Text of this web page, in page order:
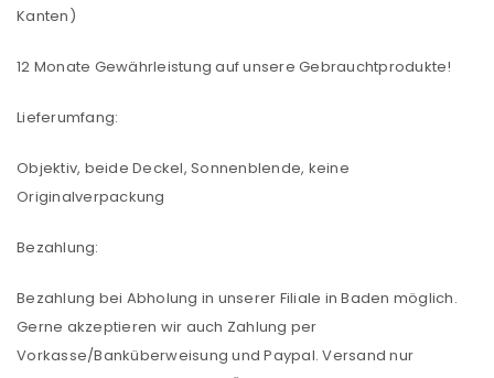
Kanten)
12 Monate Gewährleistung auf unsere Gebrauchtprodukte!
Lieferumfang:
Objektiv, beide Deckel, Sonnenblende, keine
Originalverpackung
Bezahlung:
Bezahlung bei Abholung in unserer Filiale in Baden möglich.
Gerne akzeptieren wir auch Zahlung per
Vorkasse/Banküberweisung und Paypal. Versand nur